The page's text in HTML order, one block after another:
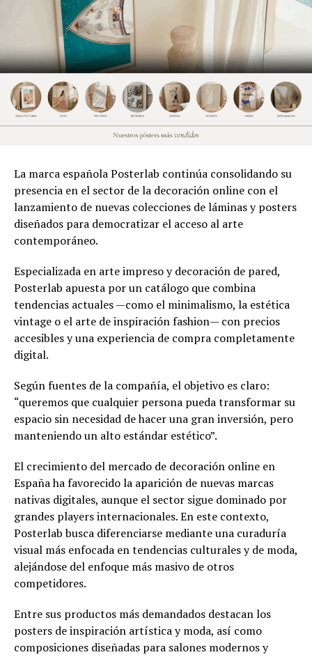
La marca española Posterlab continúa consolidando su
presencia en el sector de la decoración online con el
lanzamiento de nuevas colecciones de láminas y posters
diseñados para democratizar el acceso al arte
contemporáneo.
Especializada en arte impreso y decoración de pared,
Posterlab apuesta por un catálogo que combina
tendencias actuales —como el minimalismo, la estética
vintage o el arte de inspiración fashion— con precios
accesibles y una experiencia de compra completamente
digital.
Según fuentes de la compañía, el objetivo es claro:
“queremos que cualquier persona pueda transformar su
espacio sin necesidad de hacer una gran inversión, pero
manteniendo un alto estándar estético”.
El crecimiento del mercado de decoración online en
España ha favorecido la aparición de nuevas marcas
nativas digitales, aunque el sector sigue dominado por
grandes players internacionales. En este contexto,
Posterlab busca diferenciarse mediante una curaduría
visual más enfocada en tendencias culturales y de moda,
alejándose del enfoque más masivo de otros
competidores.
Entre sus productos más demandados destacan los
posters de inspiración artística y moda, así como
composiciones diseñadas para salones modernos y